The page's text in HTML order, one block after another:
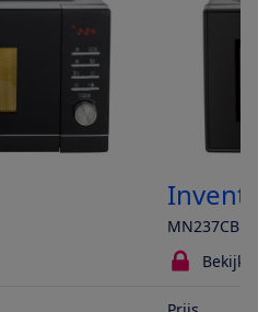
MN237CB
Bekijk